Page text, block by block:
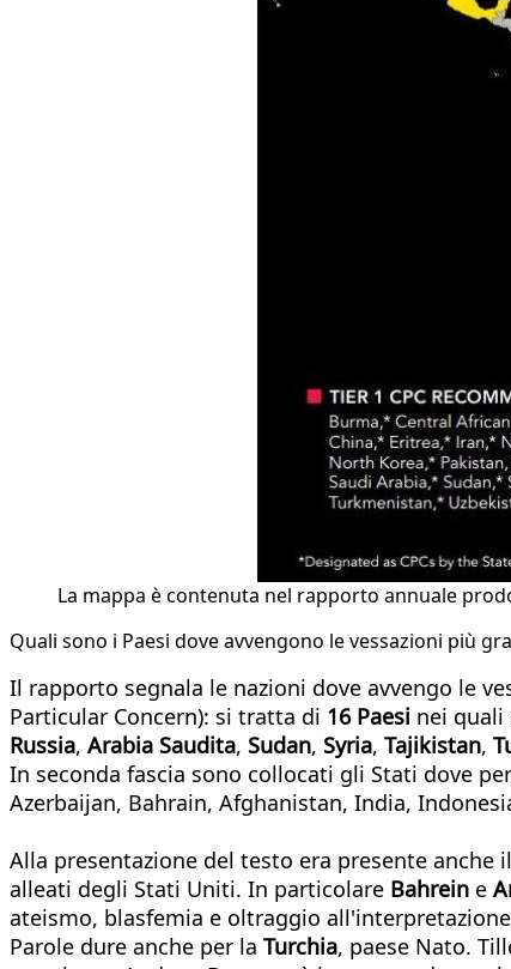
La mappa è contenuta nel rapporto annuale
Quali sono i Paesi dove avvengono le vessazioni più
Il rapporto segnala le nazioni dove avvengo le
Particular Concern): si tratta di 16 Paesi nei quali
Russia, Arabia Saudita, Sudan, Syria, Tajikistan,
In seconda fascia sono collocati gli Stati dove
Azerbaijan, Bahrain, Afghanistan, India,
Alla presentazione del testo era presente
alleati degli Stati Uniti. In particolare Bahrein e
ateismo, blasfemia e oltraggio
Parole dure anche per la Turchia, paese Nato.